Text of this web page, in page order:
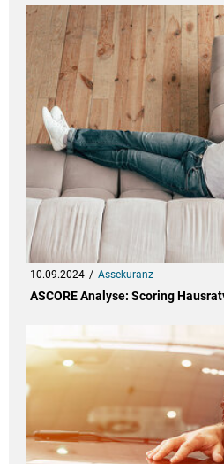
10.09.2024 Assekuranz
ASCORE Analyse: Scoring